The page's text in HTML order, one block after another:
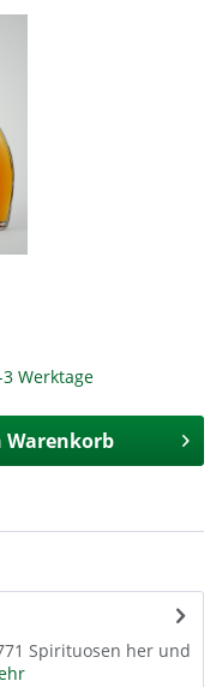
Werktage
Warenkorb
Spirituosen her und